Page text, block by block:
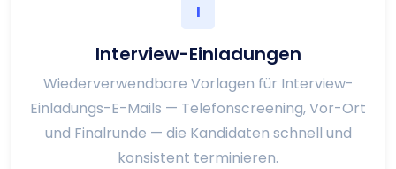
I
Interview-Einladungen
Wiederverwendbare Vorlagen für Interview-
Einladungs-E-Mails — Telefonscreening, Vor-Ort
und Finalrunde — die Kandidaten schnell und
konsistent terminieren.